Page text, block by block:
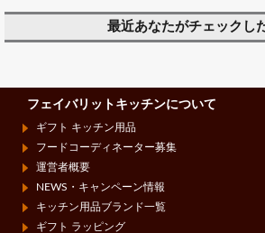
最近あなたがチェックし
フェイバリットキッチンについて
ギフト キッチン用品
フードコーディネーター募集
運営者概要
NEWS・キャンペーン情報
キッチン用品ブランド一覧
ギフト ラッピング